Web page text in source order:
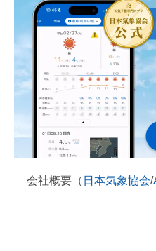
会社概要（ 日本気象協会/